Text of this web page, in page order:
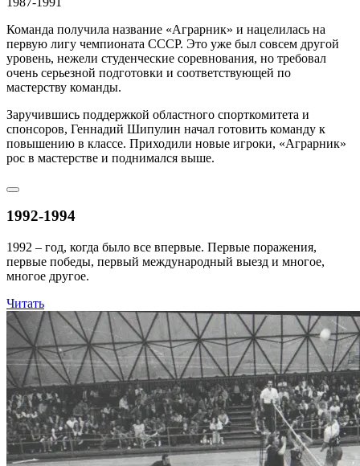
Команда получила название «Аграрник» и нацелилась на
первую лигу чемпионата СССР. Это уже был совсем другой
уровень, нежели студенческие соревнования, но требовал
очень серьезной подготовки и соответствующей по
мастерству команды.
Заручившись поддержкой областного спорткомитета и
спонсоров, Геннадий Шипулин начал готовить команду к
повышению в классе. Приходили новые игроки, «Аграрник»
рос в мастерстве и поднимался выше.
1992-1994
1992 – год, когда было все впервые. Первые поражения,
первые победы, первый международный выезд и многое,
многое другое.
Читать